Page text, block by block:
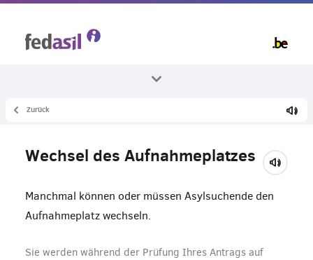
Alle Themenbereiche
In einem Aufnahmezentrum
Zurück
Wechsel des Aufnahmeplatzes
Manchmal können oder müssen Asylsuchende den
Aufnahmeplatz wechseln.
Sie werden während der Prüfung Ihres Antrags auf